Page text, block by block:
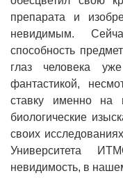
препарата и
невидимым.
способность
глаз человека
фантастикой,
ставку именно на
биологические
своих
Университета
невидимость, в